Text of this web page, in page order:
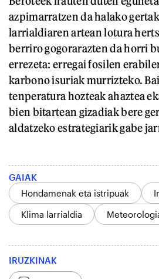
azpimarratzen da halako
larrialdiaren artean lotura
berriro gogorarazten da horri
errezeta: erregai fosilen
karbono isuriak murrizteko.
tenperatura hozteak ahaztea
bien bitartean gizadiak bere
aldatzeko estrategiarik gabe
GAIAK
Hondamenak eta istripuak
Klima larrialdia
IRUZKINAK